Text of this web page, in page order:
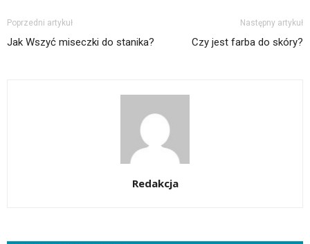
Poprzedni artykuł
Jak Wszyć miseczki do stanika?
Następny artykuł
Czy jest farba do skóry?
Redakcja